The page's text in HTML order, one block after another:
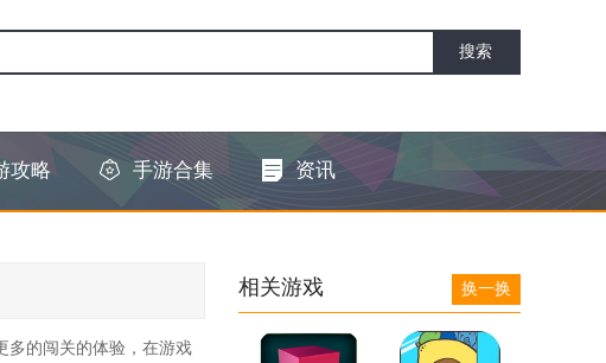
攻略 手游合集 资讯
多的闯关的体验，在游戏
相关游戏 换一换